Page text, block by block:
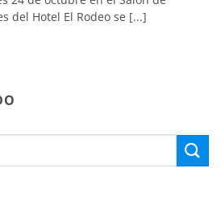
del Hotel El Rodeo se [...]